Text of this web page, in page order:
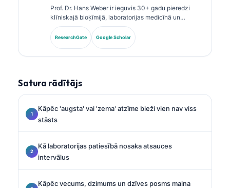
Prof. Dr. Hans Weber ir ieguvis 30+ gadu pieredzi
klīniskajā bioķīmijā, laboratorijas medicīnā un
biomarķieru pētniecībā. Bijušais Vācijas Klīniskās
ķīmijas biedrības prezidents, viņš specializējas
diagnostikas paneļu analīzē, biomarķieru
ResearchGate Google Scholar
Satura rādītājs
Kāpēc 'augsta' vai 'zema' atzīme bieži vien nav viss
stāsts
Kā laboratorijas patiesībā nosaka atsauces
intervālus
Kāpēc vecums, dzimums un dzīves posms maina